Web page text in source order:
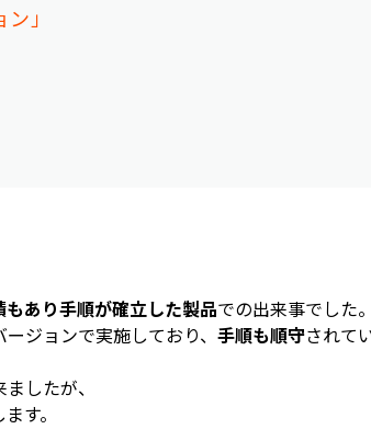
」
もあり手順が確立した製品での出来事でした。
ジョンで実施しており、 手順も順守されて
したが、
す。